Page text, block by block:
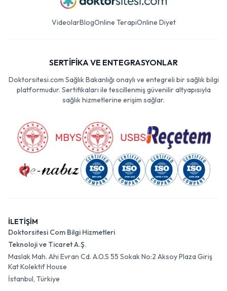
VideolarBlogOnline TerapiOnline Diyet
SERTİFİKA VE ENTEGRASYONLAR
Doktorsitesi.com Sağlık Bakanlığı onaylı ve entegreli bir sağlık bilgi
platformudur. Sertifikaları ile tescillenmiş güvenilir altyapısıyla
sağlık hizmetlerine erişim sağlar.
İLETİŞİM
Doktorsitesi Com Bilgi Hizmetleri
Teknoloji ve Ticaret A.Ş.
Maslak Mah. Ahi Evran Cd. A.O.S 55 Sokak No:2 Aksoy Plaza Giriş
Kat Kolektif House
İstanbul, Türkiye